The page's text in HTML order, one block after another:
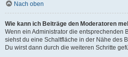
Nach oben
Wie kann ich Beiträge den Moderatoren
Wenn ein Administrator die entsprechenden
siehst du eine Schaltfläche in der Nähe des
Du wirst dann durch die weiteren Schritte